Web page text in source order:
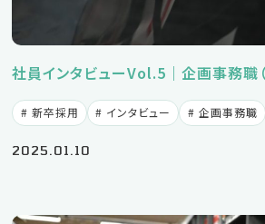
TEL
（採用
企業サイト
社員インタビューVol.5｜企画事務職
新卒採用 インタビュー 企画事務職
2025.01.10